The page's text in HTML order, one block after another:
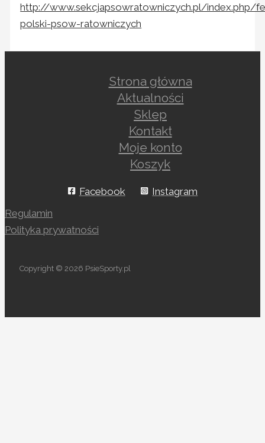
http://www.sekcjapsowratowniczych.pl/index.php/
polski-psow-ratowniczych
Strona główna
Aktualności
Sklep
Kontakt
Moje konto
Koszyk
Facebook
Instagram
Regulamin
Polityka prywatności
Copyright © 2026 PsieSporty.pl